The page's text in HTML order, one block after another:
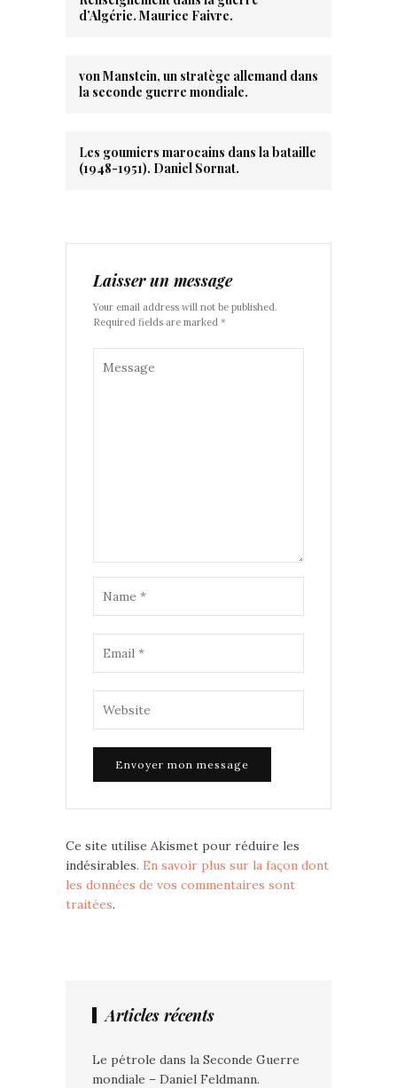
d’Algérie. Maurice Faivre.
von Manstein, un stratège allemand dans
la seconde guerre mondiale.
Les goumiers marocains dans la bataille
(1948-1951). Daniel Sornat.
Laisser un message
Your email address will not be published.
Required fields are marked *
Ce site utilise Akismet pour réduire les
indésirables. En savoir plus sur la façon dont
les données de vos commentaires sont
traitées.
Articles récents
Le pétrole dans la Seconde Guerre
mondiale – Daniel Feldmann.